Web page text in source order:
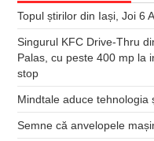
Topul știrilor din Iași, Joi 6
Singurul KFC Drive-Thru
Palas, cu peste 400 mp la
stop
Mindtale aduce
Semne că anvelopele